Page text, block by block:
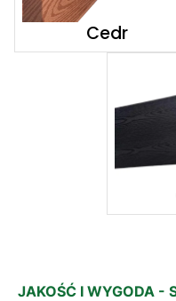
Cedr
JAKOŚĆ I WYGODA -